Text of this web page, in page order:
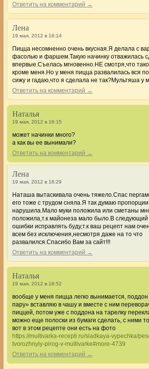
Ответить на комментарий →
Лена
19 мая, 2012 в 18:14
Пицца несомненно очень вкусная.Я делала с
фасолью и фаршем.Такую начинку отважилась
впервые.Съелась мгновенно.НЕ смотря,что
кроме меня.Но у меня пицца развалилась вся
сижу и гадаю,что я сделала не так?Мультяша у
Ответить на комментарий →
Наталья
19 мая, 2012 в 18:15
может начинки много?
а как вы ее вынимали?
Ответить на комментарий →
Лена
19 мая, 2012 в 18:29
Наташа вытаскивала очень тяжело.Спас
его тоже с трудом сняла.Я так думаю
нарушила.Мало муки положила или сметаны
положила,т.к майонеза мало было.В следующий
ошибки исправлять буду,т.к ваш рецепт нам
всем без исключения,несмотря даже на то что
развалился.Спасибо Вам за сайт!!!
Ответить на комментарий →
Наталья
19 мая, 2012 в 18:52
вообще у меня пицца легко вынимается, поддон
пару» вставляю в чашу и вместе с ним
пиццей, потом уже с поддона на тарелку
можно еще полоски из бумаги сделать, с ними
вот в этом рецепте они есть на фото
https://multivarka-recepti.ru/sladkaya-vypechka/
tvorozhnyiy-pirog-v-multivarke#more-4739
Ответить на комментарий →